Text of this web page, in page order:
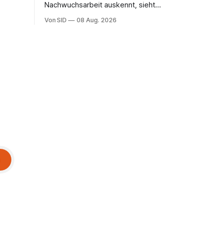
Nachwuchsarbeit auskennt, sieht
Hoffnung auch ein.
Von SID 08 Aug. 2026